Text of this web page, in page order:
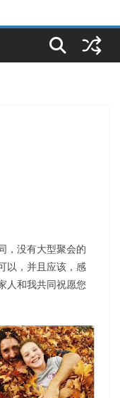
，没有大型聚会的
以，并且应该，感
人和我共同祝愿您